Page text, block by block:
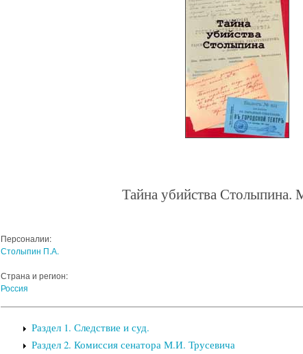
Тайна убийства Столыпина.
Персоналии:
Столыпин П.А.
Страна и регион:
Россия
Раздел 1. Следствие и суд.
Раздел 2. Комиссия сенатора М.И. Трусевича